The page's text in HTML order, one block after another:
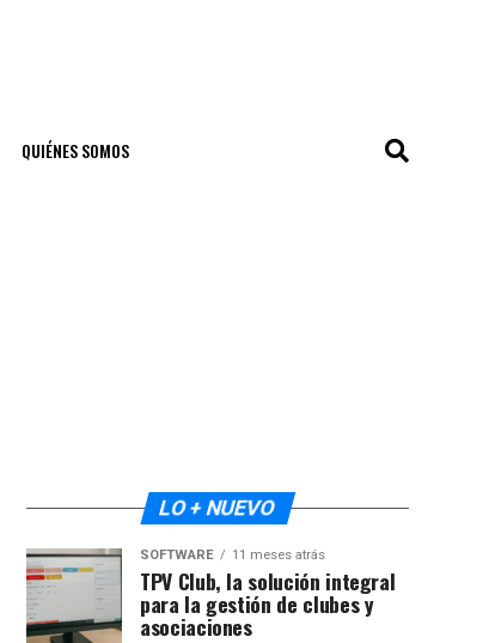
QUIÉNES SOMOS
LO + NUEVO
SOFTWARE 11 meses atrás
TPV Club, la solución integral
para la gestión de clubes y
asociaciones